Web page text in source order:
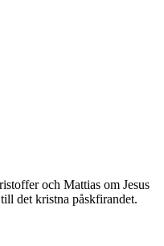
och Mattias om Jesus
det kristna påskfirandet.